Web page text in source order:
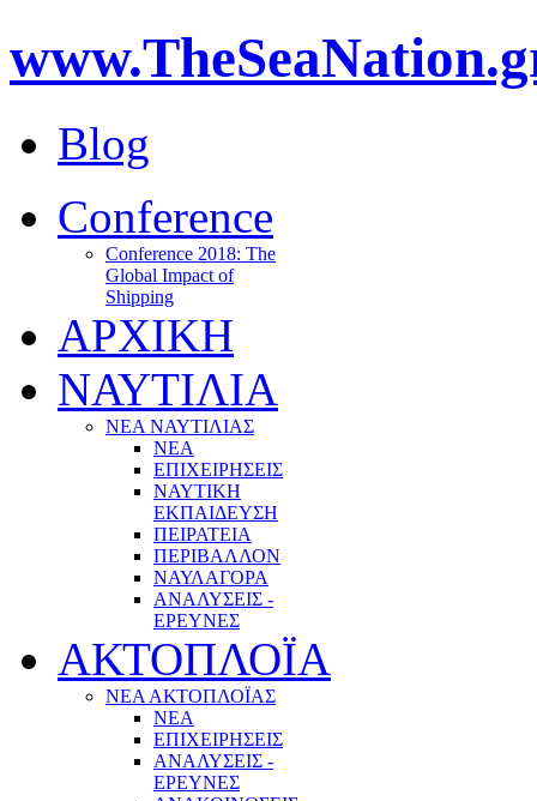
Blog
Conference
Conference 2018: The
Global Impact of
Shipping
ΑΡΧΙΚΗ
ΝΑΥΤΙΛΙΑ
ΝΕΑ ΝΑΥΤΙΛΙΑΣ
ΝΕΑ
ΕΠΙΧΕΙΡΗΣΕΙΣ
ΝΑΥΤΙΚΗ
ΕΚΠΑΙΔΕΥΣΗ
ΠΕΙΡΑΤΕΙΑ
ΠΕΡΙΒΑΛΛΟΝ
ΝΑΥΛΑΓΟΡΑ
ΑΝΑΛΥΣΕΙΣ -
ΕΡΕΥΝΕΣ
ΑΚΤΟΠΛΟΪΑ
ΝΕΑ ΑΚΤΟΠΛΟΪΑΣ
ΝΕΑ
ΕΠΙΧΕΙΡΗΣΕΙΣ
ΑΝΑΛΥΣΕΙΣ -
ΕΡΕΥΝΕΣ